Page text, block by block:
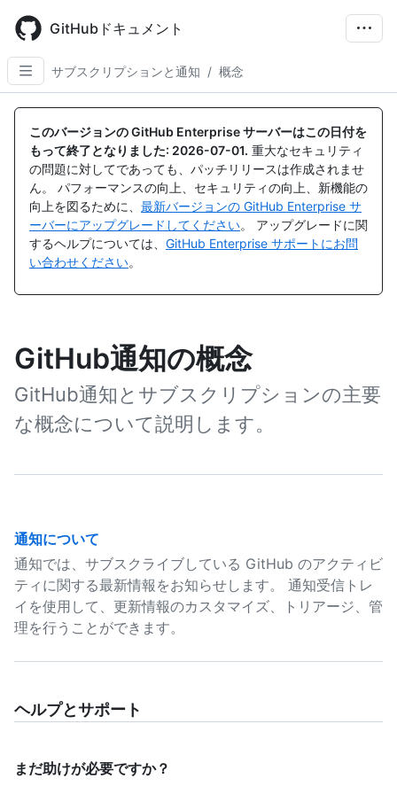
main
content
GitHubドキュメント
サブスクリプションと通知 / 概念
このバージョンの GitHub Enterprise サーバーはこの日付を
もって終了となりました: 2026-07-01. 重大なセキュリティ
の問題に対してであっても、パッチリリースは作成されませ
ん。 パフォーマンスの向上、セキュリティの向上、新機能の
向上を図るために、 最新バージョンの GitHub Enterprise サ
ーバーにアップグレードしてください。 アップグレードに関
するヘルプについては、 GitHub Enterprise サポートにお問
い合わせください。
GitHub通知の概念
GitHub通知とサブスクリプションの主要
な概念について説明します。
通知について
通知では、サブスクライブしている GitHub のアクティビ
ティに関する最新情報をお知らせします。 通知受信トレ
イを使用して、更新情報のカスタマイズ、トリアージ、管
理を行うことができます。
ヘルプとサポート
まだ助けが必要ですか？